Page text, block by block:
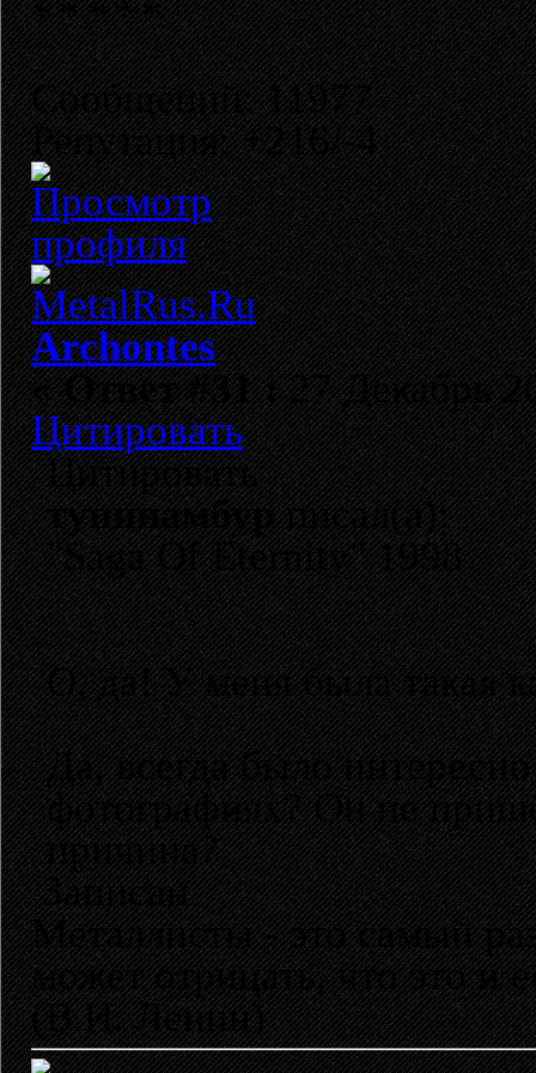
Сообщений: 11977
Репутация: +216/-4
Archontes
«Ответ #31 :27 Декабрь
Цитировать
Цитировать
тупинамбурписал(а):
"Saga Of Eternity" 1998
О, да! У меня была такая
Да, всегда было
фотографиях? Он не
причина?
Записан
Металлисты - это самый
может отрицать, что это и
(В.И. Ленин)